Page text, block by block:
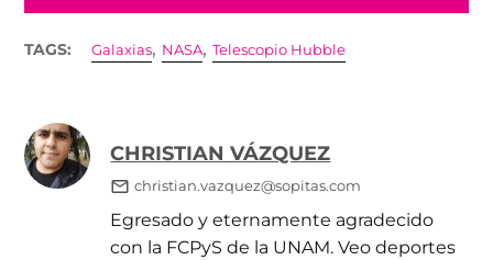
TAGS: Galaxias, NASA,Telescopio Hubble
CHRISTIAN VÁZQUEZ
christian.vazquez@sopitas.com
Egresado y eternamente agradecido
con la FCPyS de la UNAM. Veo deportes